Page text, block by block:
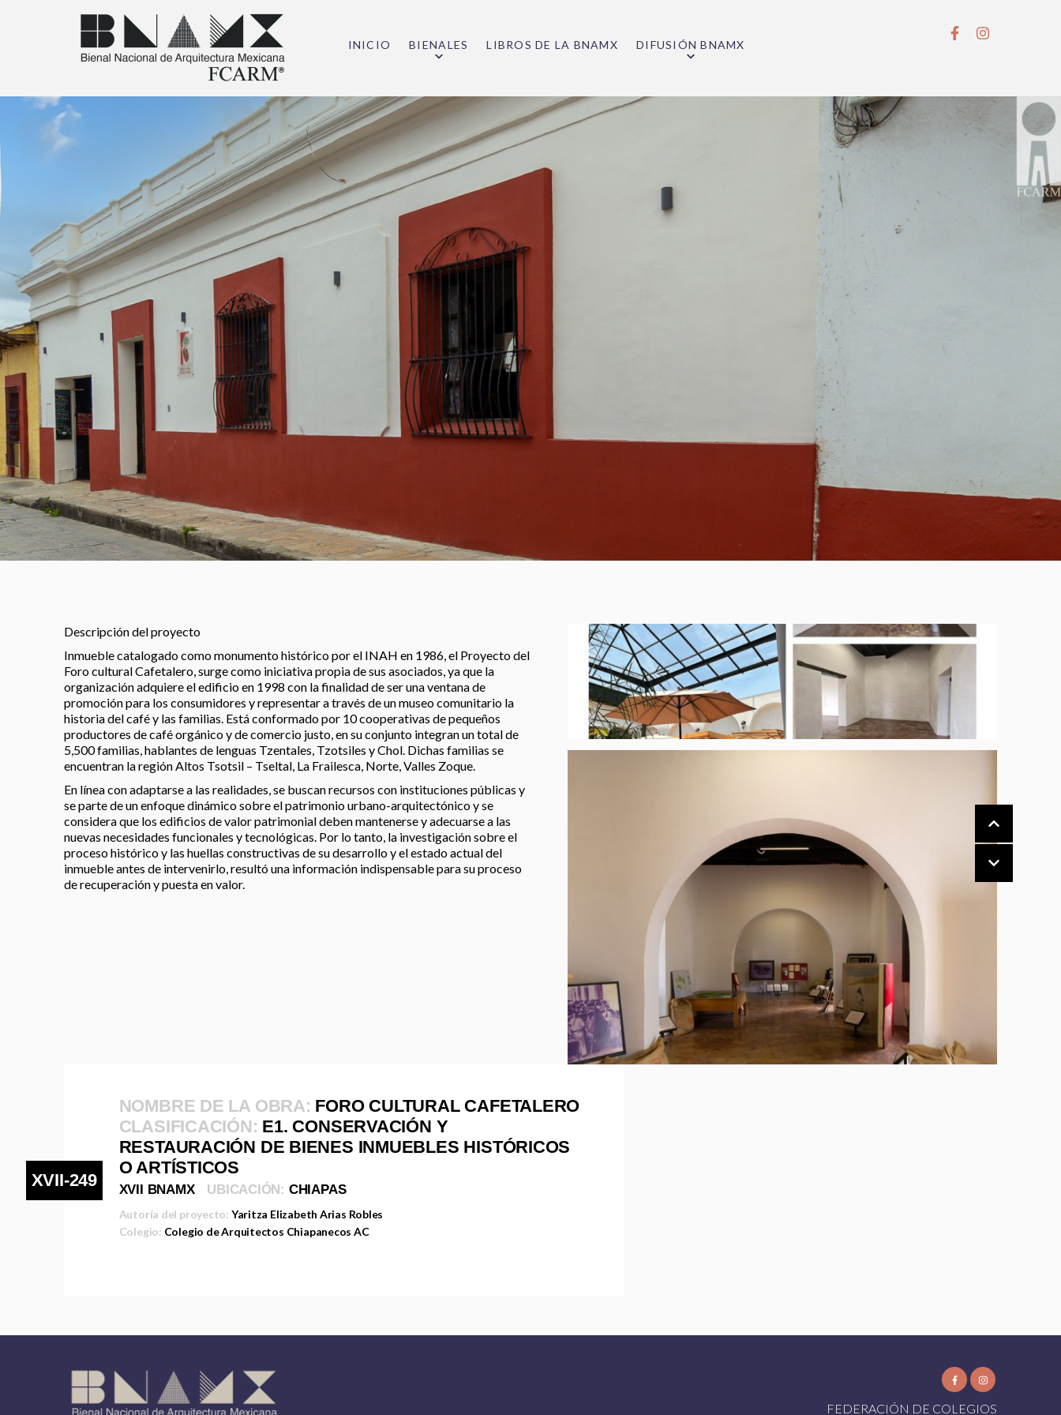
INICIO BIENALES LIBROS DE LA BNAMX DIFUSIÓN BNAMX
Descripción del proyecto
Inmueble catalogado como monumento histórico por el INAH en 1986, el Proyecto del
Foro cultural Cafetalero, surge como iniciativa propia de sus asociados, ya que la
organización adquiere el edificio en 1998 con la finalidad de ser una ventana de
promoción para los consumidores y representar a través de un museo comunitario la
historia del café y las familias. Está conformado por 10 cooperativas de pequeños
productores de café orgánico y de comercio justo, en su conjunto integran un total de
5,500 familias, hablantes de lenguas Tzentales, Tzotsiles y Chol. Dichas familias se
encuentran la región Altos Tsotsil – Tseltal, La Frailesca, Norte, Valles Zoque.
En línea con adaptarse a las realidades, se buscan recursos con instituciones públicas y
se parte de un enfoque dinámico sobre el patrimonio urbano-arquitectónico y se
considera que los edificios de valor patrimonial deben mantenerse y adecuarse a las
nuevas necesidades funcionales y tecnológicas. Por lo tanto, la investigación sobre el
proceso histórico y las huellas constructivas de su desarrollo y el estado actual del
inmueble antes de intervenirlo, resultó una información indispensable para su proceso
de recuperación y puesta en valor.
XVII-249
NOMBRE DE LA OBRA: FORO CULTURAL CAFETALERO
CLASIFICACIÓN: E1. CONSERVACIÓN Y
RESTAURACIÓN DE BIENES INMUEBLES HISTÓRICOS
O ARTÍSTICOS
XVII BNAMX UBICACIÓN: CHIAPAS
Autoría del proyecto: Yaritza Elizabeth Arias Robles
Colegio: Colegio de Arquitectos Chiapanecos AC
FEDERACIÓN DE COLEGIOS